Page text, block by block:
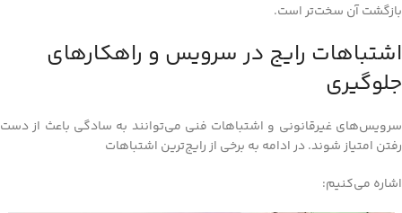
بازگشت آن سخت‌تر است.
اشتباهات رایج در سرویس و راهکارهای
جلوگیری
سرویس‌های غیرقانونی و اشتباهات فنی می‌توانند به سادگی باعث از دست
رفتن امتیاز شوند. در ادامه به برخی از رایج‌ترین اشتباهات
اشاره می‌کنیم: